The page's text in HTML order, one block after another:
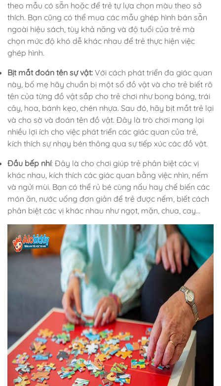
theo mẫu có sẵn hoặc để trẻ tự lựa chọn màu theo sở
thích. Bạn cũng có thể mua các mẫu ghép hình bán sẵn
ngoài hiệu sách, tùy khả năng và độ tuổi của trẻ mà
chọn mức độ khó dễ khác nhau để trẻ thực hiện việc
ghép hình.
Bịt mắt đoán tên sự vật: Với cách phát triển đa giác quan
này, bố mẹ hãy chuẩn bị một số đồ vật và cho trẻ biết rõ
tên của từng đồ vật sắp cho trẻ chơi như bong bóng, trái
cây, hoa, bánh kẹo, chén nhựa. Sau đó, hãy bịt mắt trẻ lại
và cho sờ và đoán tên đồ vật. Đây là trò chơi mang lại
nhiều lợi ích cho việc phát triển các giác quan của trẻ,
kích thích sự nhạy bén thông qua sự tiếp xúc các đồ vật.
Đầu bếp nhí: Đây là cho chơi giúp trẻ phân biệt các vị
khác nhau, kích thích các giác quan bằng việc nhìn, nếm
và ngửi mùi. Bạn có thể rủ bé cùng nấu hay chế biến các
món ăn, nước uống đơn giản để trẻ được nếm, biết cách
phân biệt các vị khác nhau như ngọt, mặn, chua, cay…